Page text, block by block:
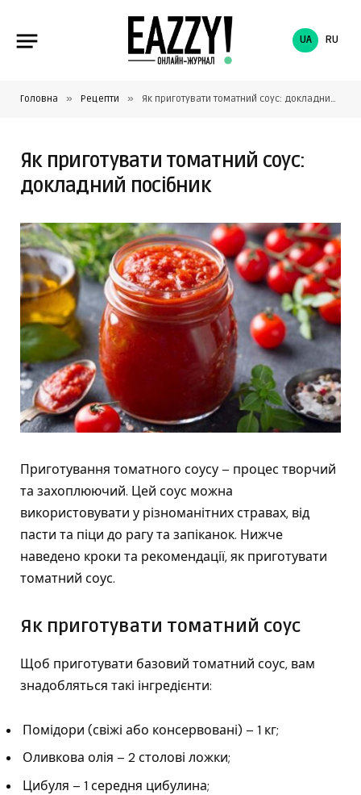
UA RU
Головна » Рецепти » Як приготувати томатний соус: докладний посібник
Як приготувати томатний соус:
докладний посібник
Приготування томатного соусу – процес творчий
та захоплюючий. Цей соус можна
використовувати у різноманітних стравах, від
пасти та піци до рагу та запіканок. Нижче
наведено кроки та рекомендації, як приготувати
томатний соус.
Як приготувати томатний соус
Щоб приготувати базовий томатний соус, вам
знадобляться такі інгредієнти:
Помідори (свіжі або консервовані) – 1 кг;
Оливкова олія – ​​2 столові ложки;
Цибуля – 1 середня цибулина;